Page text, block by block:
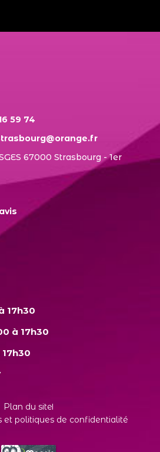
59 74
67000 Strasbourg - 1er
17h30
à 17h30
Plan du site
politiques de confidentialité